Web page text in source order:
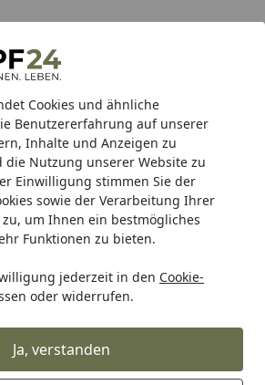
Cookies und ähnliche
Benutzererfahrung auf unserer
Inhalte und Anzeigen zu
die Nutzung unserer Website zu
Einwilligung stimmen Sie der
sowie der Verarbeitung Ihrer
um Ihnen ein bestmögliches
Funktionen zu bieten.
jederzeit in den Cookie-
oder widerrufen.
Ja, verstanden
Store
Hotline
gratis Sandfilteranlage & Pool-
bis 468,99€)
Wasserspielpumpen